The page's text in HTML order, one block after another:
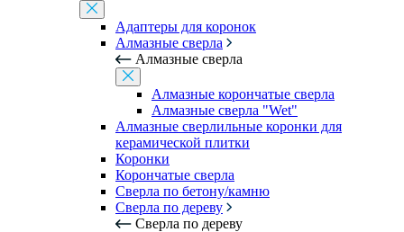
Адаптеры для коронок
Алмазные сверла
Алмазные сверла
Алмазные корончатые сверла
Алмазные сверла "Wet"
Алмазные сверлильные коронки для
керамической плитки
Коронки
Корончатые сверла
Сверла по бетону/камню
Сверла по дереву
Сверла по дереву